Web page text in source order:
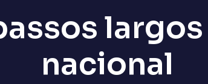
nacional